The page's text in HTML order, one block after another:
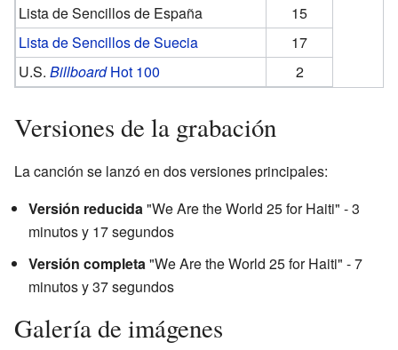
Lista de Sencillos de España
15
Lista de Sencillos de Suecia
17
U.S.BillboardHot 100 2
Versiones de la grabación
La canción se lanzó en dos versiones principales:
Versión reducida"We Are the World 25 for Haiti" - 3
minutos y 17 segundos
Versión completa"We Are the World 25 for Haiti" - 7
minutos y 37 segundos
Galería de imágenes